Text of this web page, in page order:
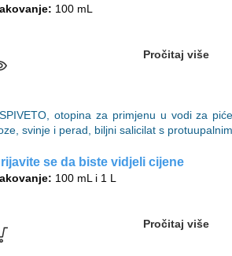
100 mL
Pročitaj više
otopina za primjenu u vodi za
svinje i perad, biljni salicilat s
se da biste vidjeli cijene
100 mL i 1 L
Pročitaj više